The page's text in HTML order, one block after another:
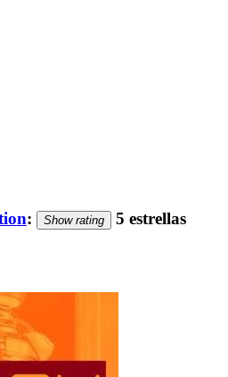
: Show rating 5 estrellas